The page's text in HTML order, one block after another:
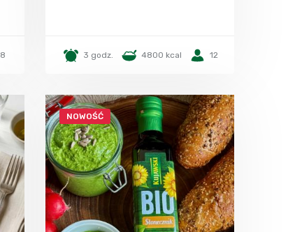
8 3 godz. 4800 kcal 12
NOWOŚĆ